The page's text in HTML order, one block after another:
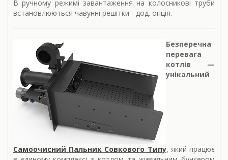
В ручному режимі завантаження на колосникові труби
встановлюються чавунні решітки - дод. опція.
Безперечна
перевага
котлів —
унікальний
Самоочисний Пальник Совкового Типу, який працює